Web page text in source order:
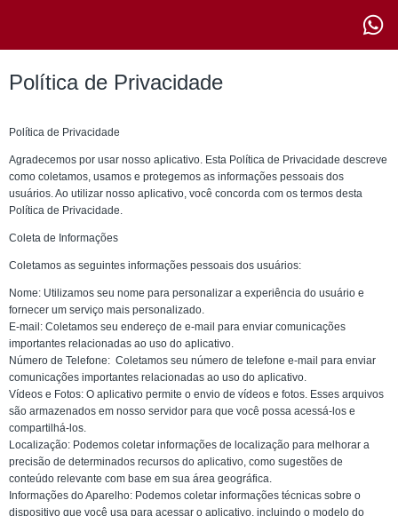
Política de Privacidade
Política de Privacidade
Agradecemos por usar nosso aplicativo. Esta Política de Privacidade descreve
como coletamos, usamos e protegemos as informações pessoais dos
usuários. Ao utilizar nosso aplicativo, você concorda com os termos desta
Política de Privacidade.
Coleta de Informações
Coletamos as seguintes informações pessoais dos usuários:
Nome: Utilizamos seu nome para personalizar a experiência do usuário e
fornecer um serviço mais personalizado.
E-mail: Coletamos seu endereço de e-mail para enviar comunicações
importantes relacionadas ao uso do aplicativo.
Número de Telefone: Coletamos seu número de telefone e-mail para enviar
comunicações importantes relacionadas ao uso do aplicativo.
Vídeos e Fotos: O aplicativo permite o envio de vídeos e fotos. Esses arquivos
são armazenados em nosso servidor para que você possa acessá-los e
compartilhá-los.
Localização: Podemos coletar informações de localização para melhorar a
precisão de determinados recursos do aplicativo, como sugestões de
conteúdo relevante com base em sua área geográfica.
Informações do Aparelho: Podemos coletar informações técnicas sobre o
dispositivo que você usa para acessar o aplicativo, incluindo o modelo do